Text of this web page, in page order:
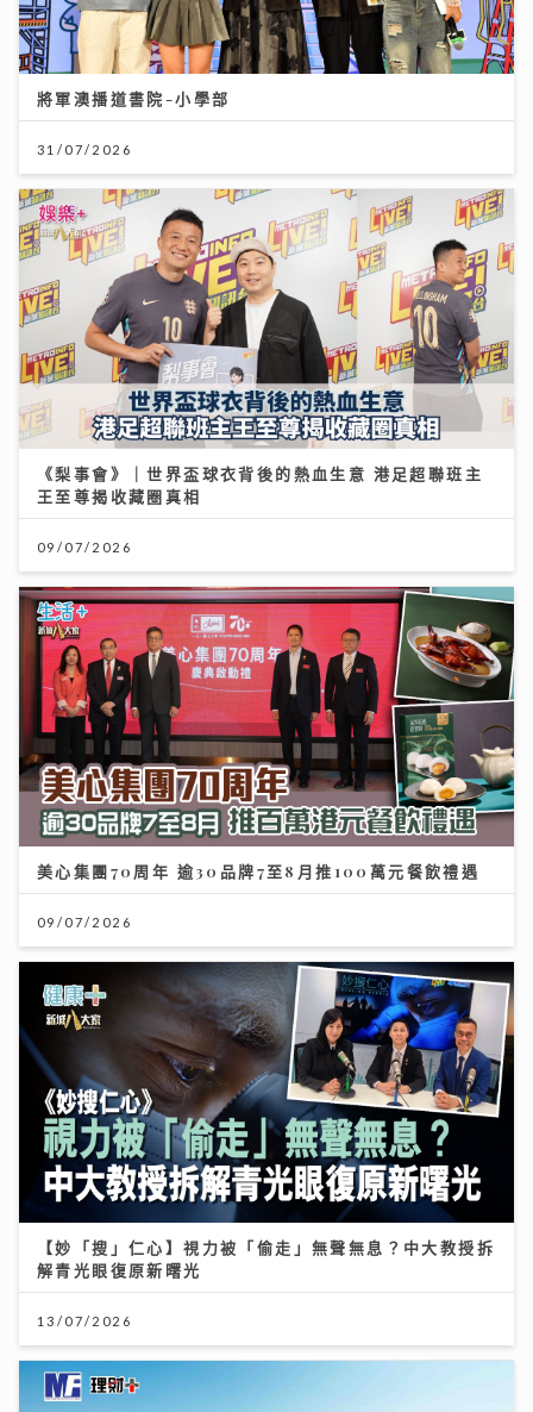
將軍澳播道書院-小學部
31/07/2026
《梨事會》｜世界盃球衣背後的熱血生意 港足超聯班主
王至尊揭收藏圈真相
09/07/2026
美心集團70周年 逾30品牌7至8月推100萬元餐飲禮遇
09/07/2026
【妙「搜」仁心】視力被「偷走」無聲無息？中大教授拆
解青光眼復原新曙光
13/07/2026